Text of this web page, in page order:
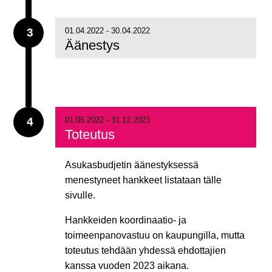
3 01.04.2022 - 30.04.2022
Äänestys
4 01.05.2022 - 31.12.2023
Toteutus
Asukasbudjetin äänestyksessä
menestyneet hankkeet listataan tälle
sivulle.
Hankkeiden koordinaatio- ja
toimeenpanovastuu on kaupungilla, mutta
toteutus tehdään yhdessä ehdottajien
kanssa vuoden 2023 aikana.